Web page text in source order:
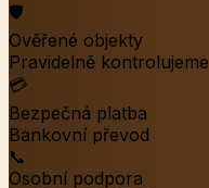
🛡️
Ověřené objekty
Pravidelně kontrolujeme
💳
Bezpečná platba
Bankovní převod
📞
Osobní podpora